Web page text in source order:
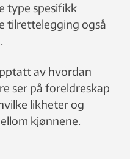
type spesifikk
tilrettelegging også
av hvordan
ser på foreldreskap
likheter og
kjønnene.